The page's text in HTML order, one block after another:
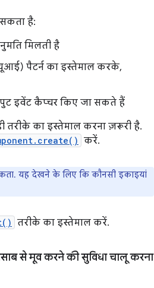
है:
मिलती है
पैटर्न का इस्तेमाल करके,
इवेंट कैप्चर किए जा सकते हैं
तरीके का इस्तेमाल करना ज़रूरी है.
करें.
यह देखने के लिए कि कौनसी इकाइयां
तरीके का इस्तेमाल करें.
से मूव करने की सुविधा चालू करना